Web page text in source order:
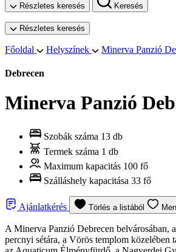
Részletes keresés Keresés
Részletes keresés
Főoldal Helyszínek Minerva Panzió
Debrecen
Minerva Panzió
Szobák száma 13 db
Termek száma 1 db
Maximum kapacitás 100 fő
Szálláshely kapacitása 33 fő
Ajánlatkérés Törlés a listából
A Minerva Panzió Debrecen belvárosában,
percnyi sétára, a Vörös templom közelében